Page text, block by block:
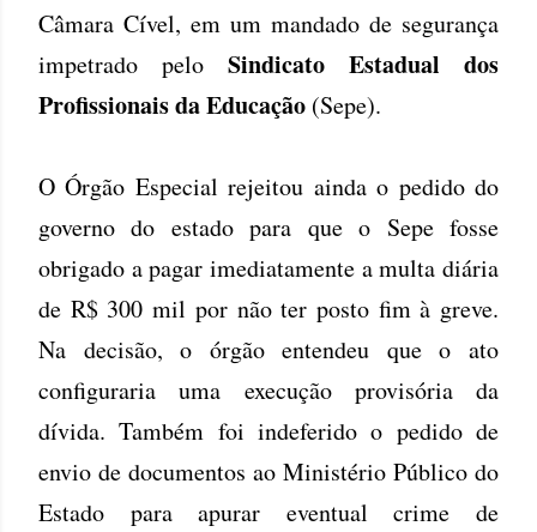
Câmara Cível, em um mandado de segurança
impetrado pelo Sindicato Estadual dos
Profissionais da Educação (Sepe).
O Órgão Especial rejeitou ainda o pedido do
governo do estado para que o Sepe fosse
obrigado a pagar imediatamente a multa diária
de R$ 300 mil por não ter posto fim à greve.
Na decisão, o órgão entendeu que o ato
configuraria uma execução provisória da
dívida. Também foi indeferido o pedido de
envio de documentos ao Ministério Público do
Estado para apurar eventual crime de